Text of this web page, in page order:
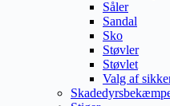
Såler
Sandal
Sko
Støvler
Støvlet
Valg af